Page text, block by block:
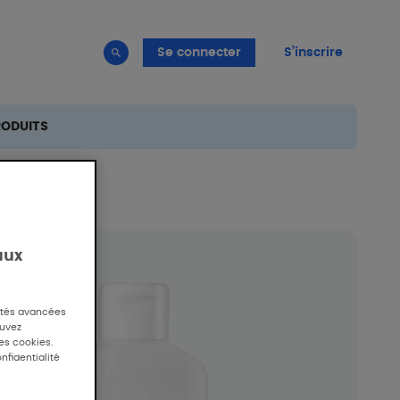
Se connecter S’inscrire
avancées
cookies.